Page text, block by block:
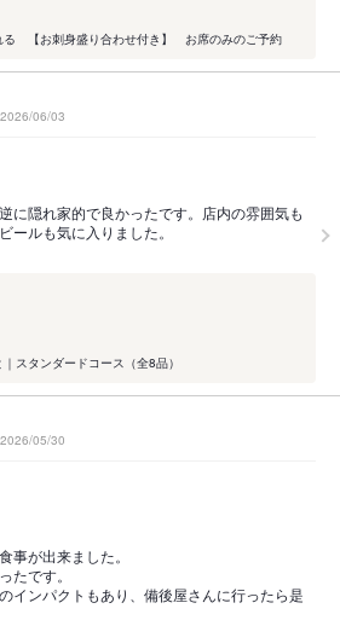
る 【お刺身盛り合わせ付き】 お席のみのご予約
06/03
に隠れ家的で良かったです。店内の雰囲気も
ールも気に入りました。
スタンダードコース（全8品）
05/30
事が出来ました。
たです。
インパクトもあり、備後屋さんに行ったら是